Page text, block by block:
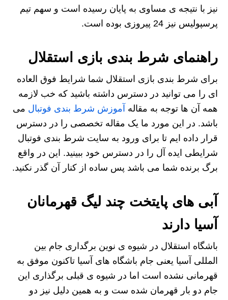
نیز با نتیجه ی مساوی به پایان رسیده است و سهم تیم
پرسپولیس نیز 24 پیروزی بوده است.
راهنمای شرط بندی بازی استقلال
برای شرط بندی بازی استقلال شما شرایط فوق العاده
ای را می توانید در دسترس داشته باشید که خب لازمه
همه آن ها توجه به مقاله آموزش شرط بندی فوتبال می
باشد. در این مورد ما یک مقاله تخصصی را در دسترس
قرار داده ایم تا برای ورود به سایت شرط بندی فوتبال
شرایطی ایده آل را در دسترس خود ببینید. این در واقع
برگ برنده شما می باشد پس ساده از کنار آن گذر نکنید.
آبی های پایتخت چند لیگ قهرمانان
آسیا دارند
باشگاه استقلال در شیوه ی نوین برگداری جام بین
المللی آسیا یعنی جام باشگاه های آسیا تاکنون موفق به
قهرمانی نشده است اما در شیوه ی قبلی برگذاری این
جام دو بار قهرمان شده ست و به همین دلیل نیز دو